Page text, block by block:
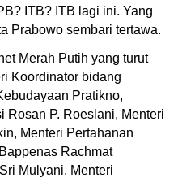
ITB? ITB lagi ini. Yang
Prabowo sembari tertawa.
Merah Putih yang turut
Koordinator bidang
Pratikno,
Rosan P. Roeslani, Menteri
Menteri Pertahanan
Rachmat
Mulyani, Menteri